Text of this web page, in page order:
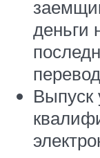
деньги
Выпуск